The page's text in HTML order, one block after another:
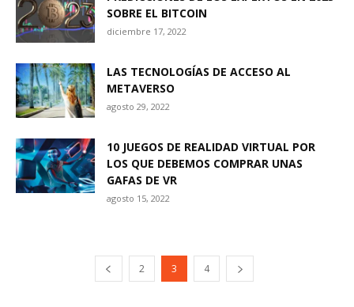
SOBRE EL BITCOIN
diciembre 17, 2022
LAS TECNOLOGÍAS DE ACCESO AL
METAVERSO
agosto 29, 2022
10 JUEGOS DE REALIDAD VIRTUAL POR
LOS QUE DEBEMOS COMPRAR UNAS
GAFAS DE VR
agosto 15, 2022
2 3 4